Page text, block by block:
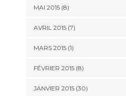
MAI 2015 (8)
AVRIL 2015 (7)
MARS 2015 (1)
FÉVRIER 2015 (8)
JANVIER 2015 (30)